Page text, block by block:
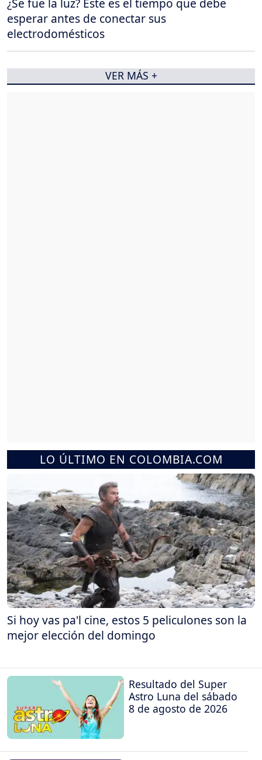
LO ÚLTIMO EN COLOMBIA.COM
Si hoy vas pa'l cine, estos 5 peliculones son la
mejor elección del domingo
Resultado del Super
Astro Luna del sábado
8 de agosto de 2026
esperar antes de conectar sus
electrodomésticos
VER MÁS +